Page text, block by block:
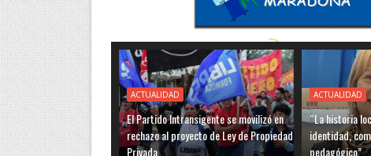
ACTUALIDAD
El Partido Intransigente se movilizó en
rechazo al proyecto de Ley de Propiedad
Privada
ACTUALIDAD
“La historia
identidad,
pedagógico”